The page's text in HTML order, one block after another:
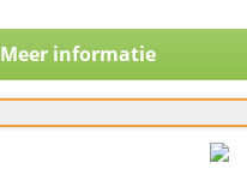
Meer informatie